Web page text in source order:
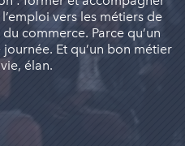
vers les métiers de
commerce. Parce qu’un
Et qu’un bon métier
élan.